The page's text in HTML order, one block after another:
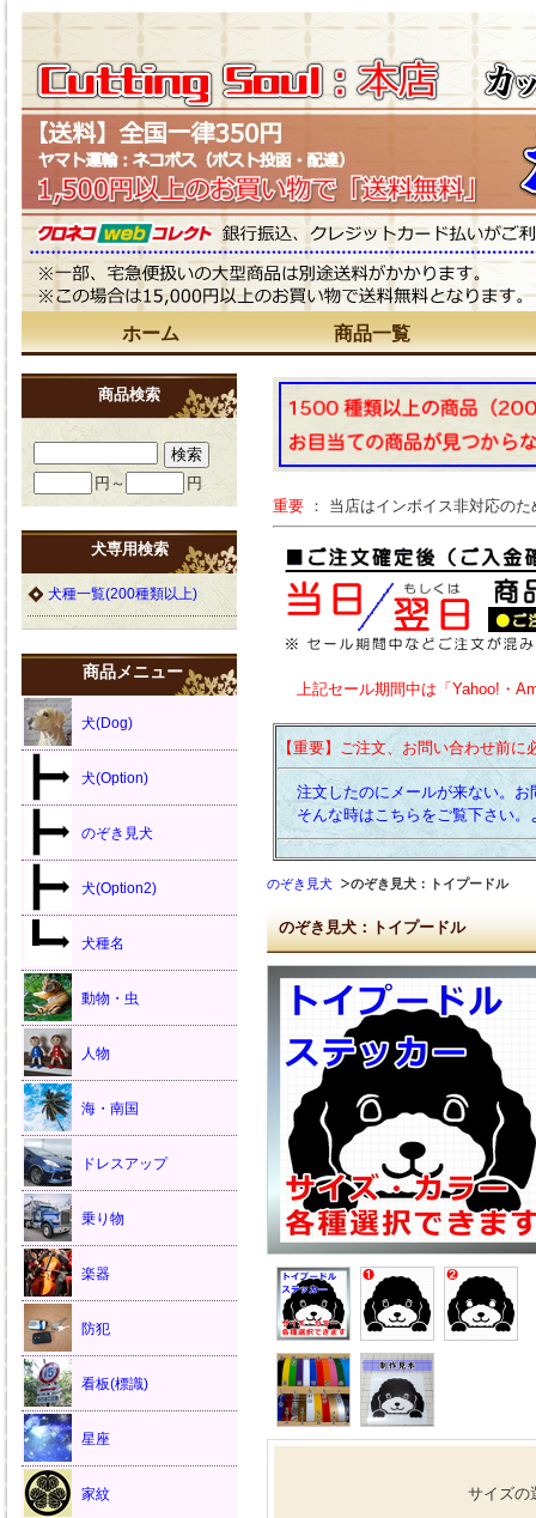
ホーム 商品一覧
重要 ： 当店はインボイス非対応の
上記セール期間中は「Yahoo!・
【重要】ご注文、お問い合わせ前に
注文したのにメールが来ない。お
そんな時はこちらをご覧下さい。
のぞき見犬 のぞき見犬：トイプードル
のぞき見犬：トイプードル
サイズの
商品検索
円～ 円
犬専用検索
犬種一覧(200種類以上)
商品メニュー
犬(Dog)
犬(Option)
のぞき見犬
犬(Option2)
犬種名
動物・虫
人物
海・南国
ドレスアップ
乗り物
楽器
防犯
看板(標識)
星座
家紋